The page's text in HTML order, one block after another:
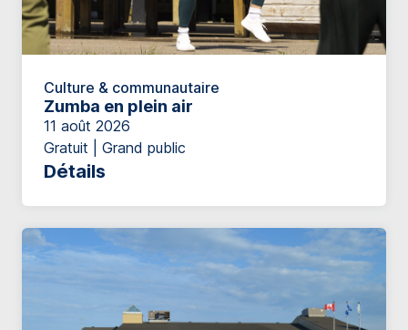
Culture & communautaire
Zumba en plein air
11 août 2026
Gratuit | Grand public
Détails